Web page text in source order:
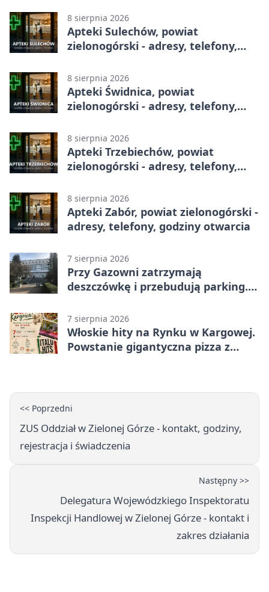
8 sierpnia 2026
Apteki Sulechów, powiat
zielonogórski - adresy, telefony,
8 sierpnia 2026
Apteki Świdnica, powiat
zielonogórski - adresy, telefony,
8 sierpnia 2026
Apteki Trzebiechów, powiat
zielonogórski - adresy, telefony,
8 sierpnia 2026
Apteki Zabór, powiat zielonogórski -
adresy, telefony, godziny otwarcia
7 sierpnia 2026
Przy Gazowni zatrzymają
deszczówkę i przebudują parking.
7 sierpnia 2026
Włoskie hity na Rynku w Kargowej.
Powstanie gigantyczna pizza z
<< Poprzedni
ZUS Oddział w Zielonej Górze - kontakt, godziny,
rejestracja i świadczenia
Następny >>
Delegatura Wojewódzkiego Inspektoratu
Inspekcji Handlowej w Zielonej Górze - kontakt i
zakres działania